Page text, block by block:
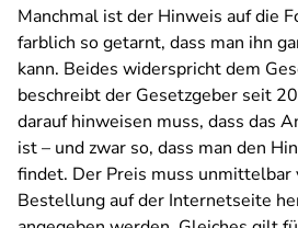
Manchmal ist der Hinweis auf die
farblich so getarnt, dass man ihn
kann. Beides widerspricht dem
beschreibt der Gesetzgeber seit
darauf hinweisen muss, dass das
ist – und zwar so, dass man den
findet. Der Preis muss unmittelbar
Bestellung auf der Internetseite